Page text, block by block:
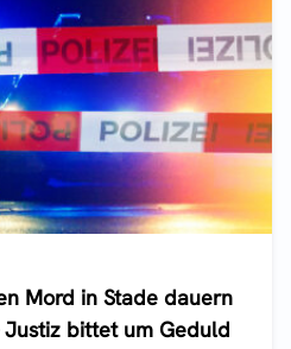
Mord in Stade dauern
bittet um Geduld